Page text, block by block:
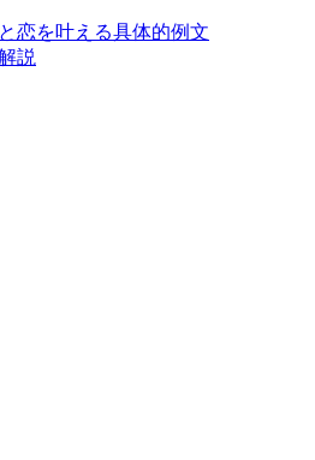
恋を叶える具体的例文
説